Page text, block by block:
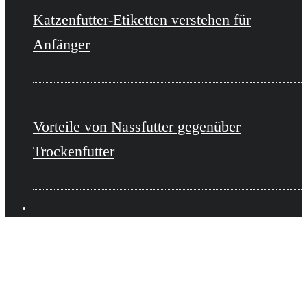
Katzenfutter-Etiketten verstehen für
Anfänger
Vorteile von Nassfutter gegenüber
Trockenfutter